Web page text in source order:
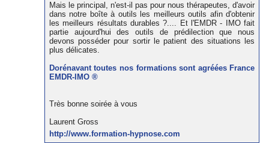
Mais le principal, n'est-il pas pour nous thérapeutes, d'avoir
dans notre boîte à outils les meilleurs outils afin d'obtenir
les meilleurs résultats durables ?.... Et l'EMDR - IMO fait
partie aujourd'hui des outils de prédilection que nous
devons posséder pour sortir le patient des situations les
plus délicates.
Dorénavant toutes nos formations sont agréées France
EMDR-IMO ®
Très bonne soirée à vous
Laurent Gross
http://www.formation-hypnose.com